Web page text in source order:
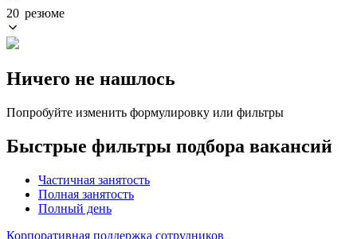
20 резюме
Ничего не нашлось
Попробуйте изменить формулировку или фильтры
Быстрые фильтры подбора вакансий
Частичная занятость
Полная занятость
Полный день
Корпоративная поддержка сотрудников